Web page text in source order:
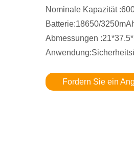
Nominale Kapazität
Batterie:18650/
Abmessungen
Fordern Sie ein